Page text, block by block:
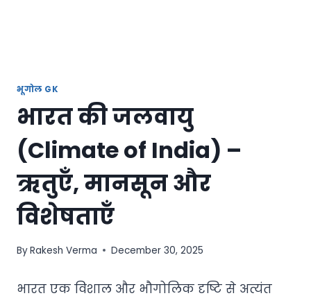
भूगोल GK
भारत की जलवायु
(Climate of India) –
ऋतुएँ, मानसून और
विशेषताएँ
ByRakesh Verma December 30, 2025
भारत एक विशाल और भौगोलिक दृष्टि से अत्यंत